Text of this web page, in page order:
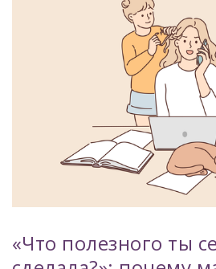
«Что полезного ты